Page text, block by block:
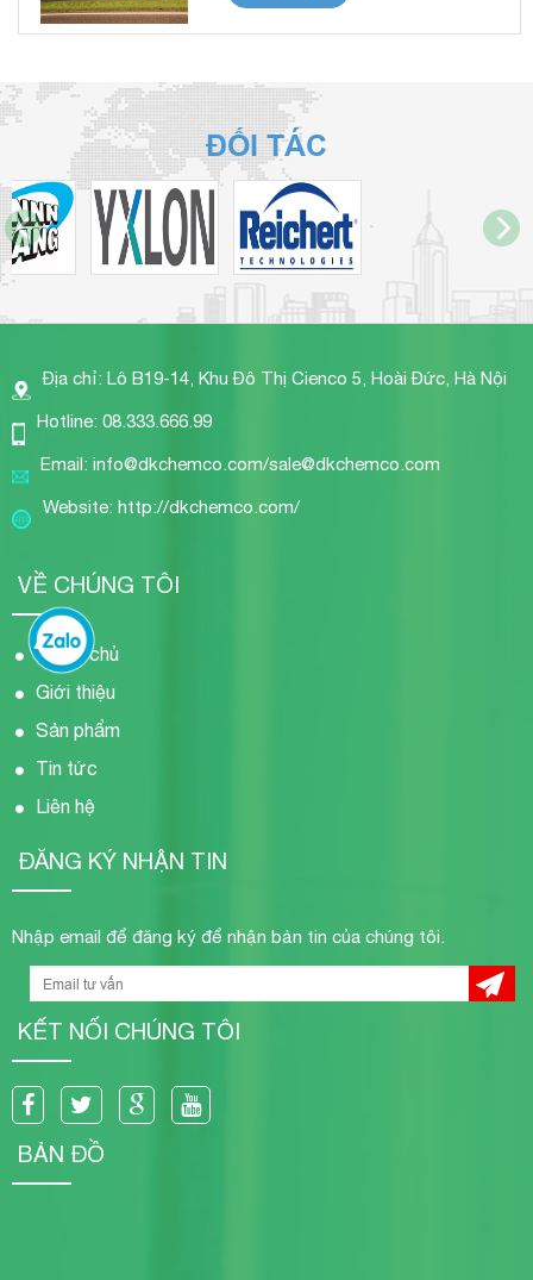
ĐỐI TÁC
Địa chỉ: Lô B19-14, Khu Đô Thị Cienco 5, Hoài Đức, Hà Nội
Hotline: 08.333.666.99
Email: info@dkchemco.com/sale@dkchemco.com
Website: http://dkchemco.com/
VỀ CHÚNG TÔI
Trang chủ
Giới thiệu
Sản phẩm
Tin tức
Liên hệ
ĐĂNG KÝ NHẬN TIN
Nhập email để đăng ký để nhận bản tin của chúng tôi.
KẾT NỐI CHÚNG TÔI
BẢN ĐỒ